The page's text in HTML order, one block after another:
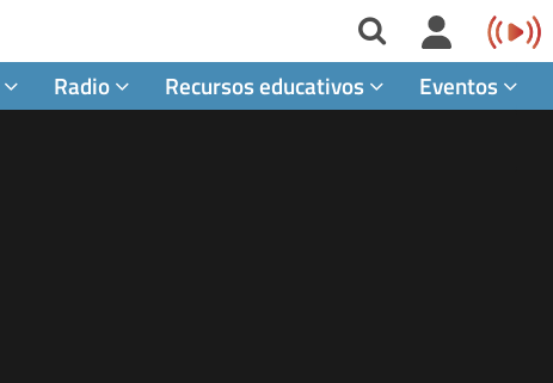
Radio Recursos educativos Eventos